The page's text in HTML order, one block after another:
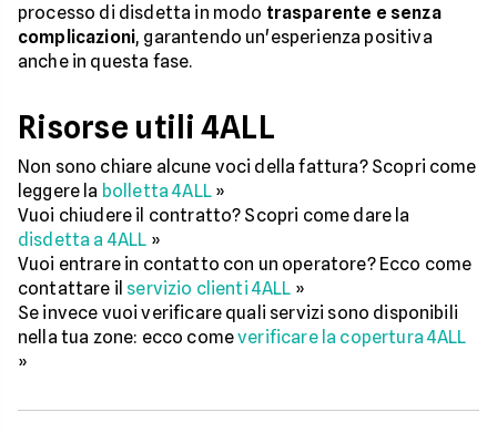
processo di disdetta in modo trasparente e senza
complicazioni, garantendo un'esperienza positiva
anche in questa fase.
Risorse utili 4ALL
Non sono chiare alcune voci della fattura? Scopri come
leggere la bolletta 4ALL»
Vuoi chiudere il contratto? Scopri come dare la
disdetta a 4ALL »
Vuoi entrare in contatto con un operatore? Ecco come
contattare il servizio clienti 4ALL »
Se invece vuoi verificare quali servizi sono disponibili
nella tua zone: ecco comeverificare la copertura 4ALL
»